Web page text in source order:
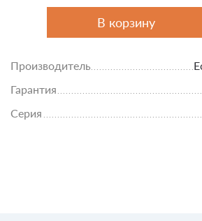
В корзину
Производитель
Гарантия
Серия